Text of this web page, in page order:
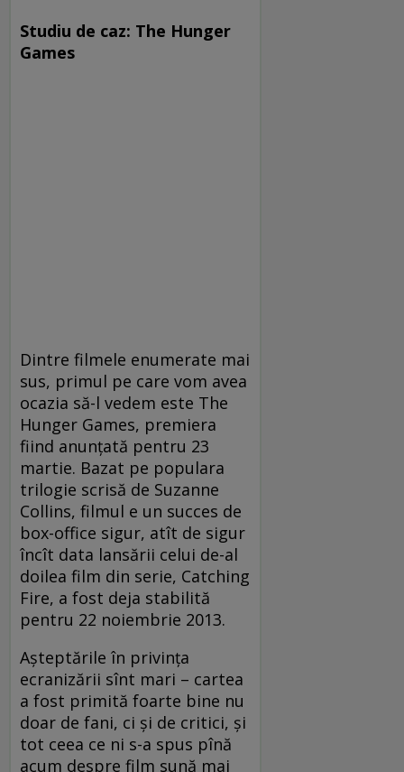
Studiu de caz: The Hunger
Games
Dintre filmele enumerate mai
sus, primul pe care vom avea
ocazia să-l vedem este The
Hunger Games, premiera
fiind anunţată pentru 23
martie. Bazat pe populara
trilogie scrisă de Suzanne
Collins, filmul e un succes de
box-office sigur, atît de sigur
încît data lansării celui de-al
doilea film din serie, Catching
Fire, a fost deja stabilită
pentru 22 noiembrie 2013.
Aşteptările în privinţa
ecranizării sînt mari – cartea
a fost primită foarte bine nu
doar de fani, ci şi de critici, şi
tot ceea ce ni s-a spus pînă
acum despre film sună mai